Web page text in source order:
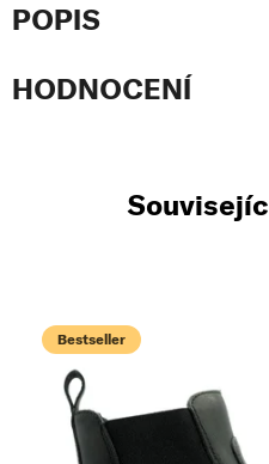
POPIS
HODNOCENÍ
Bestseller